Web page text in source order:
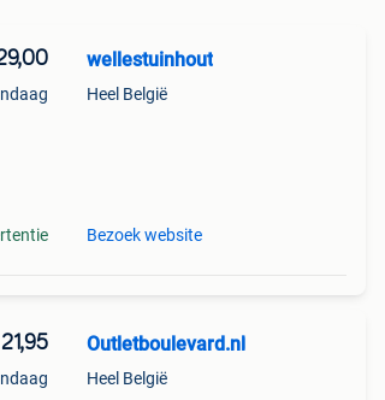
wellestuinhout
Heel België
Bezoek website
Outletboulevard.nl
Heel België